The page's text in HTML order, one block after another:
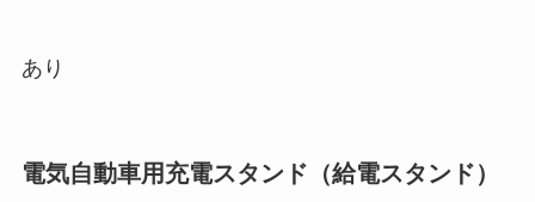
あり
電気自動車用充電スタンド（給電スタンド）